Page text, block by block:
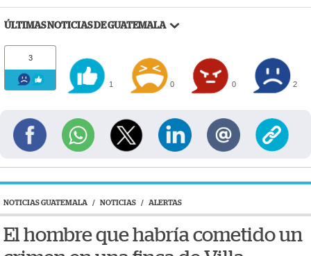
ÚLTIMAS NOTICIAS DE GUATEMALA
3
1 0 0 2
NOTICIAS GUATEMALA / NOTICIAS / ALERTAS
El hombre que habría cometido un